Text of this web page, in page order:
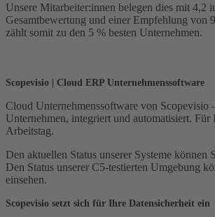
Unsere Mitarbeiter:innen belegen dies mit 4,2
Gesamtbewertung und einer Empfehlung von
zählt somit zu den 5 % besten Unternehmen.
Scopevisio | Cloud ERP Unternehmenssoftware
Cloud Unternehmenssoftware von
Unternehmen, integriert und automatisiert. Für
Arbeitstag.
Den aktuellen Status unserer Systeme können
Den Status unserer C5-testierten Umgebung
einsehen.
Scopevisio setzt sich für Ihre Datensicherheit ein